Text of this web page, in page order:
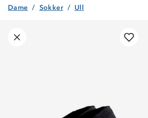
Produktet er lagt i handlekurven
Dame Sokker Ull